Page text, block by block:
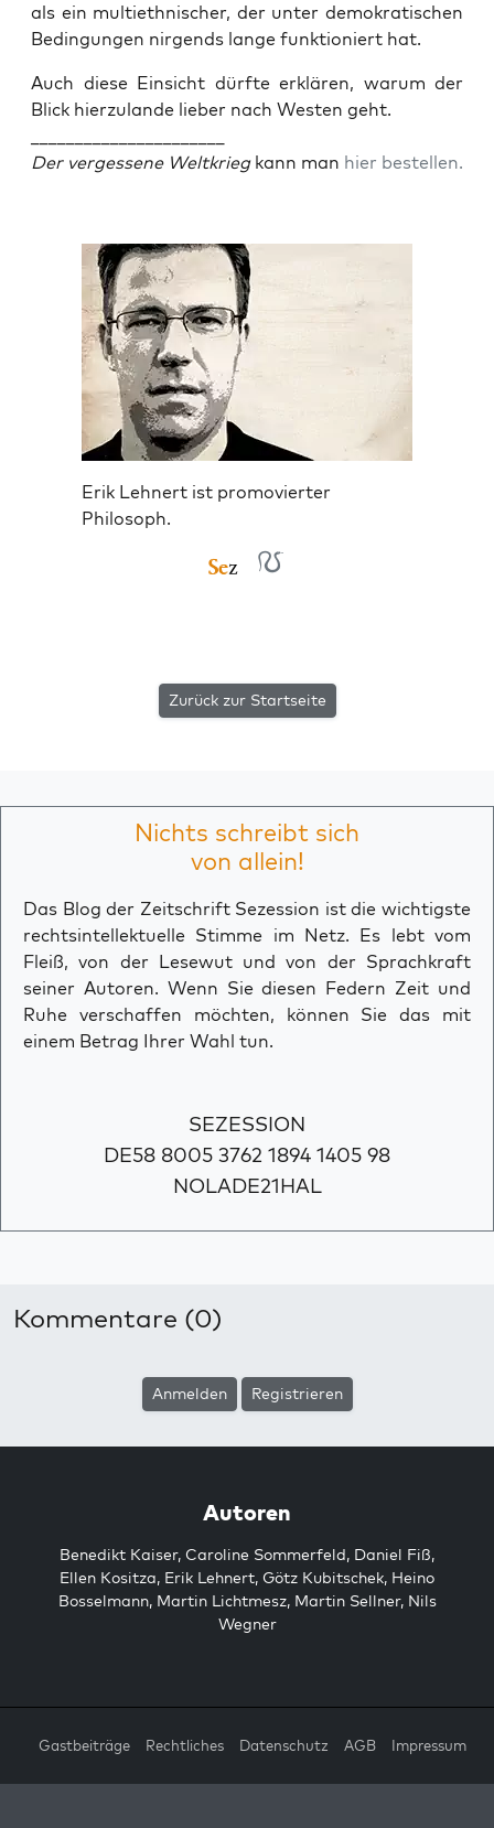
als ein mul­ti­eth­ni­scher, der unter demo­kra­ti­schen
Bedin­gun­gen nir­gends lan­ge funk­tio­niert hat.
Auch die­se Ein­sicht dürf­te erklä­ren, war­um der
Blick hier­zu­lan­de lie­ber nach Wes­ten geht.
Der ver­ges­se­ne Welt­kriegkann man hier bestel­len.
Erik Lehnert ist promovierter
Philosoph.
Zurück zur Startseite
Nichts schreibt sich
von allein!
Das Blog der Zeitschrift Sezession ist die wichtigste
rechtsintellektuelle Stimme im Netz. Es lebt vom
Fleiß, von der Lesewut und von der Sprachkraft
seiner Autoren. Wenn Sie diesen Federn Zeit und
Ruhe verschaffen möchten, können Sie das mit
einem Betrag Ihrer Wahl tun.
SEZESSION
DE58 8005 3762 1894 1405 98
NOLADE21HAL
Kommentare (0)
Anmelden Registrieren
Autoren
Benedikt Kaiser, Caroline Sommerfeld, Daniel Fiß,
Ellen Kositza, Erik Lehnert, Götz Kubitschek, Heino
Bosselmann, Martin Lichtmesz, Martin Sellner, Nils
Wegner
Gastbeiträge Rechtliches Datenschutz AGB Impressum